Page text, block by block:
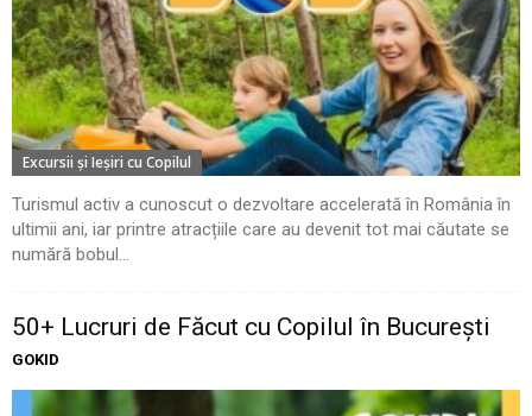
Excursii şi Ieşiri cu Copilul
Turismul activ a cunoscut o dezvoltare accelerată în România în
ultimii ani, iar printre atracțiile care au devenit tot mai căutate se
numără bobul...
50+ Lucruri de Făcut cu Copilul în București
GOKID